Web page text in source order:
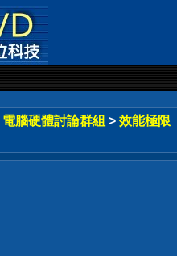
電腦硬體討論群組 > 效能極限